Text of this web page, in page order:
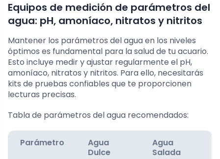
Equipos de medición de parámetros del
agua: pH, amoníaco, nitratos y nitritos
Mantener los parámetros del agua en los niveles
óptimos es fundamental para la salud de tu acuario.
Esto incluye medir y ajustar regularmente el pH,
amoníaco, nitratos y nitritos. Para ello, necesitarás
kits de pruebas confiables que te proporcionen
lecturas precisas.
Tabla de parámetros del agua recomendados:
Parámetro
Agua
Dulce
Agua
Salada